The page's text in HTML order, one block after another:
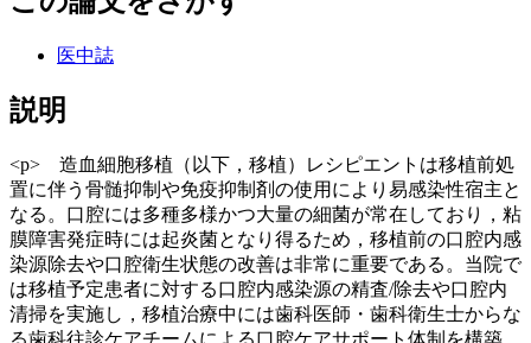
医中誌
説明
<p> 造血細胞移植（以下，移植）レシピエントは移植前処
置に伴う骨髄抑制や免疫抑制剤の使用により易感染性宿主と
なる。口腔には多種多様かつ大量の細菌が常在しており，粘
膜障害発症時には起炎菌となり得るため，移植前の口腔内感
染源除去や口腔衛生状態の改善は非常に重要である。当院で
は移植予定患者に対する口腔内感染源の精査/除去や口腔内
清掃を実施し，移植治療中には歯科医師・歯科衛生士からな